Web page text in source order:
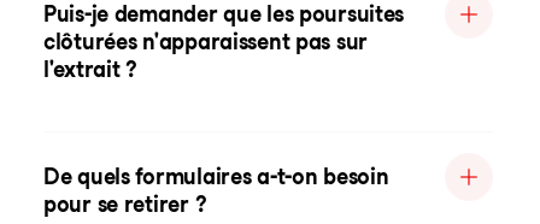
Puis-je demander que les poursuites
clôturées n'apparaissent pas sur
l'extrait ?
De quels formulaires a-t-on besoin
pour se retirer ?